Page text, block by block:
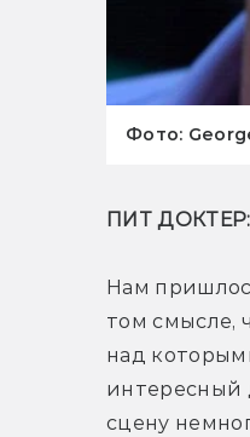
Фото:
ПИТ ДОКТЕР:
Нам
том смысле,
над
интересный
сцену